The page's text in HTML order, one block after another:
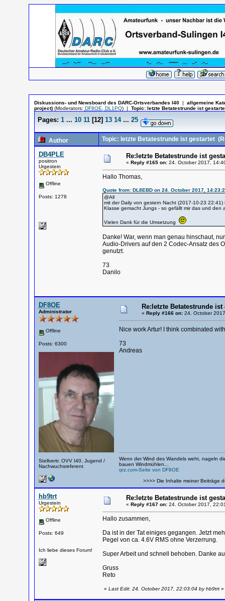
Diskussions- und Newsboard des DARC-Ortsverbandes I40 |
allgemeine
project)(Moderators: DF8OE DL1PQ) | Topic: letzte Betatestrunde ist
Pages: 1 ... 10 11[12] 13 14 ... 25
Author Topic: letzte Betatestrunde ist gestartet
DB4PLE
positron
Urgestein
Offline
Posts: 1278
Re:letzte Betatestrunde ist
« Reply #165 on:24. October 2017,
Hallo Thomas,
Quote from: DL8EBD on 24. October 2017,
@All
mit der Daily von gestern Nacht (2017-10-23
Klasse gemacht Jungs - so gefällt mir das und den
Vielen Dank für die Umsetzung
Danke! War, wenn man genau hinschaut,
Audio-Drivers auf den 2 Codec-Ansatz des
genutzt.
73
Danilo
DF8OE
Administrator
Offline
Posts: 6300
Stellvertr. OVV I40, Jugend /
Nachwuchsreferent
Re:letzte Betatestrunde ist
« Reply #166 on:24. October
Nice work Artur! I think combinated
73
Andreas
Wenn der Wind des Wandels weht, nageln
bauen Windmühlen...
qrz.com-Seite von DF8OE
>>>> Die Inhalte meiner Beiträge
hb9trt
Urgestein
Offline
Posts: 649
Ich liebe dieses Forum!
Re:letzte Betatestrunde ist
« Reply #167 on:24. October 2017,
Hallo zusammen,
Da ist in der Tat einiges gegangen. Jetzt
Pegel von ca. 4.6V RMS ohne Verzerrung.
Super Arbeit und schnell behoben. Danke
Gruss
Reto
« Last Edit: 24. October 2017, 22:03:04 by hb9trt»